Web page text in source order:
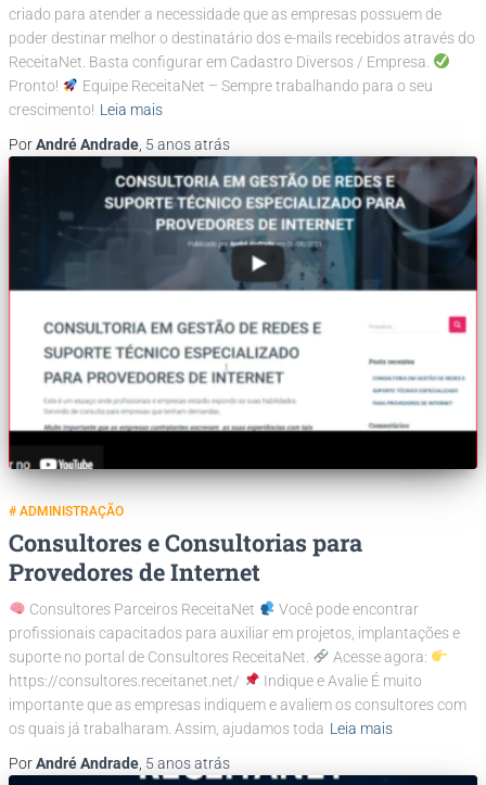
criado para atender a necessidade que as empresas possuem de
poder destinar melhor o destinatário dos e-mails recebidos através do
ReceitaNet. Basta configurar em Cadastro Diversos / Empresa.
Pronto!
Equipe ReceitaNet – Sempre trabalhando para o seu
crescimento! Leia mais
PorAndré Andrade 5 anosatrás
# ADMINISTRAÇÃO
Consultores e Consultorias para
Provedores de Internet
Consultores Parceiros ReceitaNet
Você pode encontrar
profissionais capacitados para auxiliar em projetos, implantações e
suporte no portal de Consultores ReceitaNet.
Acesse agora:
https://consultores.receitanet.net/
Indique e Avalie É muito
importante que as empresas indiquem e avaliem os consultores com
os quais já trabalharam. Assim, ajudamos toda Leia mais
PorAndré Andrade 5 anosatrás